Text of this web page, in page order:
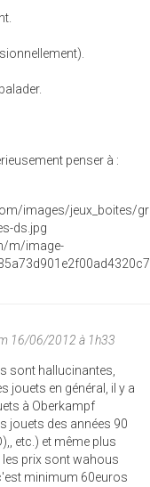
penser à :
16/06/2012 à 1h33
sont hallucinantes,
jouets en général, il y a
à Oberkampf
jouets des années 90
etc.) et même plus
les prix sont wahous
minimum 60euros